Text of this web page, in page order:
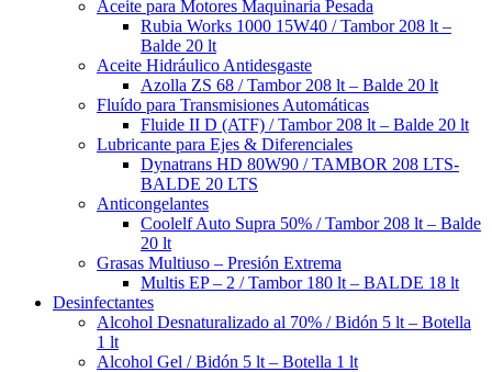
Aceite para Motores Maquinaria Pesada
Rubia Works 1000 15W40 / Tambor 208 lt –
Balde 20 lt
Aceite Hidráulico Antidesgaste
Azolla ZS 68 / Tambor 208 lt – Balde 20 lt
Fluído para Transmisiones Automáticas
Fluide II D (ATF) / Tambor 208 lt – Balde 20 lt
Lubricante para Ejes & Diferenciales
Dynatrans HD 80W90 / TAMBOR 208 LTS-
BALDE 20 LTS
Anticongelantes
Coolelf Auto Supra 50% / Tambor 208 lt – Balde
20 lt
Grasas Multiuso – Presión Extrema
Multis EP – 2 / Tambor 180 lt – BALDE 18 lt
Desinfectantes
Alcohol Desnaturalizado al 70% / Bidón 5 lt – Botella
1 lt
Alcohol Gel / Bidón 5 lt – Botella 1 lt